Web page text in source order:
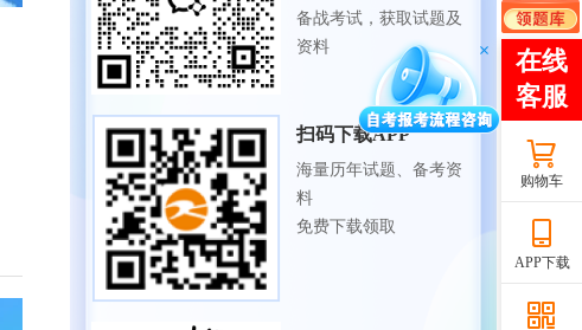
备战考试，获取试题及
资料
扫码下载APP
海量历年试题、备考资
料
免费下载领取
购物车
APP下载